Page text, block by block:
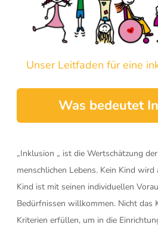
Unser Leitfaden für eine
Was bedeutet
„Inklusion „ ist die Wertschätzung
menschlichen Lebens. Kein Kind wird
Kind ist mit seinen individuellen
Bedürfnissen willkommen. Nicht das
Kriterien erfüllen, um in die